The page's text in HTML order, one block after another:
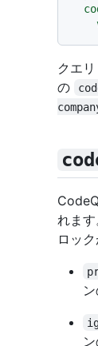
クエ
の
れます
ロッ